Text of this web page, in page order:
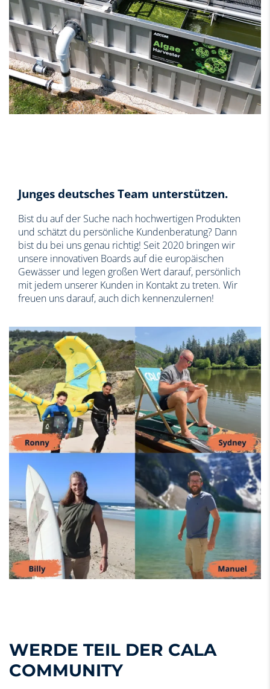
Junges deutsches Team unterstützen.
Bist du auf der Suche nach hochwertigen Produkten
und schätzt du persönliche Kundenberatung? Dann
bist du bei uns genau richtig! Seit 2020 bringen wir
unsere innovativen Boards auf die europäischen
Gewässer und legen großen Wert darauf, persönlich
mit jedem unserer Kunden in Kontakt zu treten. Wir
freuen uns darauf, auch dich kennenzulernen!
WERDE TEIL DER CALA
COMMUNITY